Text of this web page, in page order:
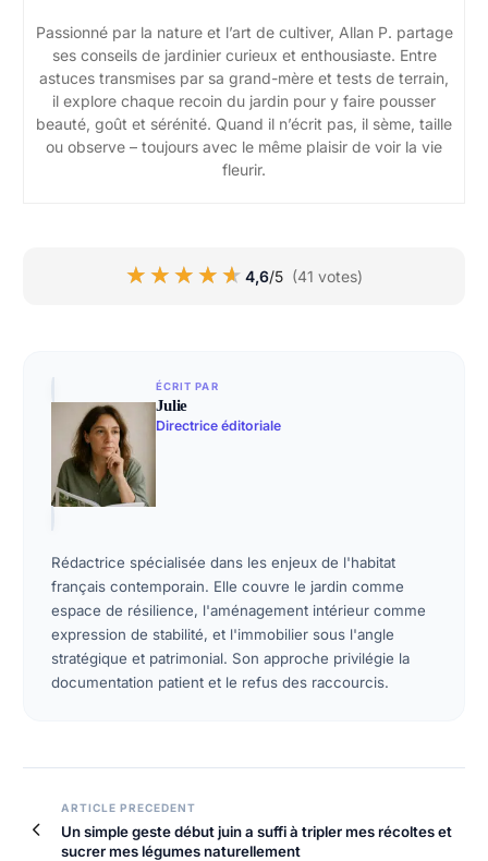
Passionné par la nature et l’art de cultiver, Allan P. partage
ses conseils de jardinier curieux et enthousiaste. Entre
astuces transmises par sa grand-mère et tests de terrain,
il explore chaque recoin du jardin pour y faire pousser
beauté, goût et sérénité. Quand il n’écrit pas, il sème, taille
ou observe – toujours avec le même plaisir de voir la vie
fleurir.
★★★★★
★★★★★ 4,6/5 (41 votes)
ÉCRIT PAR
Julie
Directrice éditoriale
Rédactrice spécialisée dans les enjeux de l'habitat
français contemporain. Elle couvre le jardin comme
espace de résilience, l'aménagement intérieur comme
expression de stabilité, et l'immobilier sous l'angle
stratégique et patrimonial. Son approche privilégie la
documentation patient et le refus des raccourcis.
ARTICLE PRECEDENT
Un simple geste début juin a suffi à tripler mes récoltes et
sucrer mes légumes naturellement